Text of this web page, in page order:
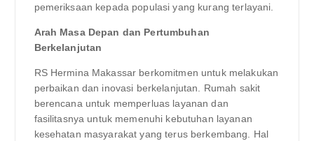
pemeriksaan kepada populasi yang kurang terlayani.
Arah Masa Depan dan Pertumbuhan
Berkelanjutan
RS Hermina Makassar berkomitmen untuk melakukan
perbaikan dan inovasi berkelanjutan. Rumah sakit
berencana untuk memperluas layanan dan
fasilitasnya untuk memenuhi kebutuhan layanan
kesehatan masyarakat yang terus berkembang. Hal